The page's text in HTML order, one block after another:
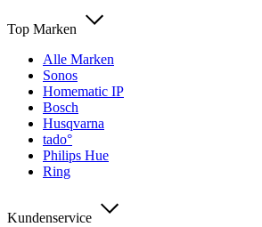
Top Marken
Alle Marken
Sonos
Homematic IP
Bosch
Husqvarna
tado°
Philips Hue
Ring
Kundenservice